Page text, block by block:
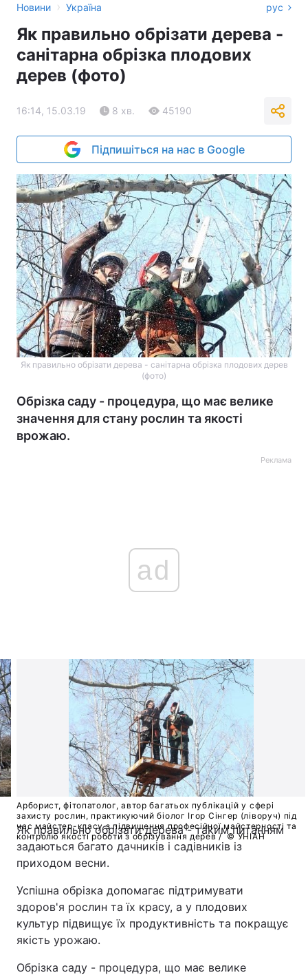
Новини › Україна рус
Як правильно обрізати дерева -
санітарна обрізка плодових
дерев (фото)
16:14, 15.03.19 8 хв. 45190
Підпишіться на нас в Google
Як правильно обрізати дерева - санітарна обрізка плодових дерев
(фото)
Обрізка саду - процедура, що має велике
значення для стану рослин та якості
врожаю.
Реклама
ad
Арборист, фітопатолог, автор багатьох публікацій у сфері
захисту рослин, практикуючий біолог Ігор Сінгер (ліворуч) під
час майстер-класу з підвищення професійної майстерності та
контролю якості роботи з обрізування дерев /© УНІАН
Як правильно обрізати дерева - таким питанням
задаються багато дачників і садівників із
приходом весни.
Успішна обрізка допомагає підтримувати
здоров'я рослин та їх красу, а у плодових
культур підвищує їх продуктивність та покращує
якість урожаю.
Обрізка саду - процедура, що має велике